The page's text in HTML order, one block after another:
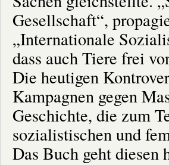
Gesellschaft“,
„Internationale
dass auch Tiere frei
Die heutigen
Kampagnen gegen
Geschichte, die zum
sozialistischen und
Das Buch geht diesen